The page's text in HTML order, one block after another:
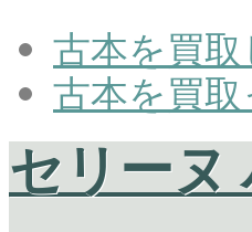
古本を買
古本を買
セリーヌ